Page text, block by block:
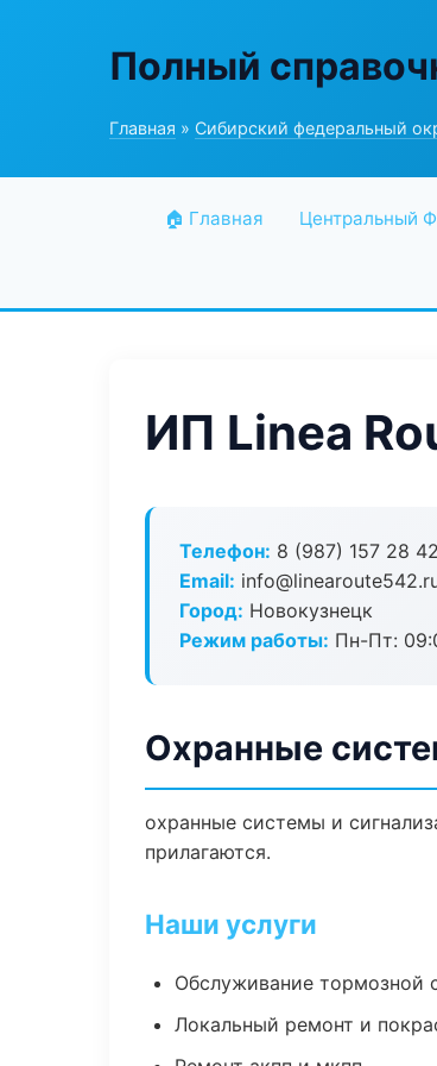
Полный
Главная » Сибирский федеральный
🏠 Главная Центральный
ИП Linea
Телефон: 8 (987) 157 28 42
Email:
Город: Новокузнецк
Режим работы: Пн-Пт:
Охранные
охранные системы и
прилагаются.
Наши услуги
Обслуживание тормозной
Локальный ремонт и